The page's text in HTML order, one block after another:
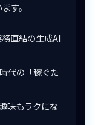
す。
直結の生成AI
代の「稼ぐた
味もラクにな